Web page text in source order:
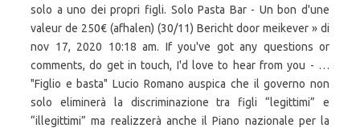
solo a uno dei propri figli. Solo Pasta Bar - Un bon d'une
valeur de 250€ (afhalen) (30/11) Bericht door meikever » di
nov 17, 2020 10:18 am. If you've got any questions or
comments, do get in touch, I'd love to hear from you - …
"Figlio e basta" Lucio Romano auspica che il governo non
solo eliminerà la discriminazione tra figli “legittimi” e
“illegittimi” ma realizzerà anche il Piano nazionale per la